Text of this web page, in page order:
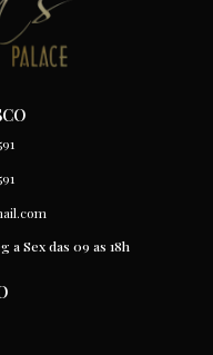
a Sex das 09 as 18h